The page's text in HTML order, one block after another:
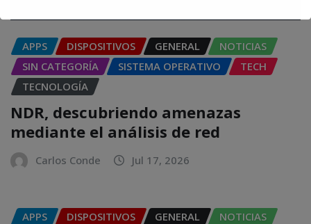
APPS DISPOSITIVOS GENERAL
NOTICIAS
SIN CATEGORÍA
SISTEMA OPERATIVO
TECH
TECNOLOGÍA
NDR, descubriendo amenazas
mediante el análisis de red
Carlos Conde Jul 17, 2026
APPS DISPOSITIVOS GENERAL
NOTICIAS